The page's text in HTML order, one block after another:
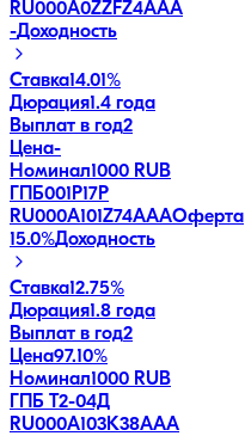
RU000A0ZZFZ4AAA
-Доходность
Ставка14.01%
Дюрация1.4 года
Выплат в год2
Цена-
Номинал1000 RUB
ГПБ001P17P
RU000A101Z74AAAОферта
15.0%Доходность
Ставка12.75%
Дюрация1.8 года
Выплат в год2
Цена97.10%
Номинал1000 RUB
ГПБ Т2-04Д
RU000A103K38AAA